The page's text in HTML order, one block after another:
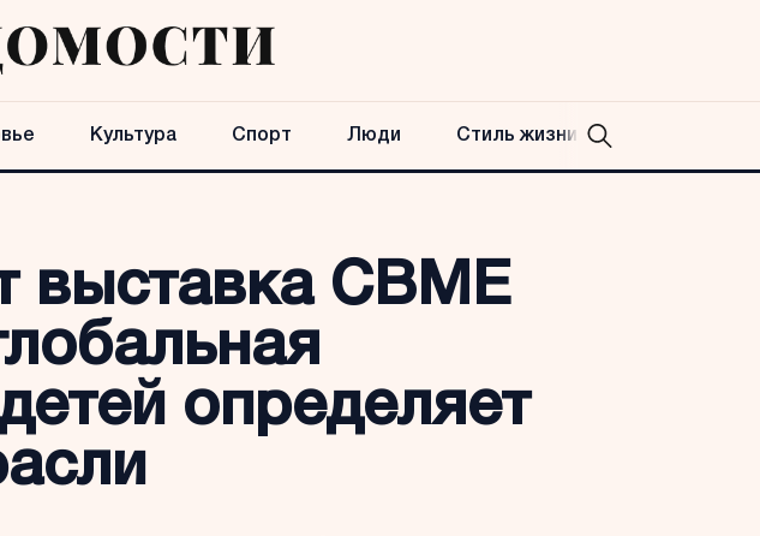
Культура Спорт Люди Стиль жизни
выставка CBME
определяет